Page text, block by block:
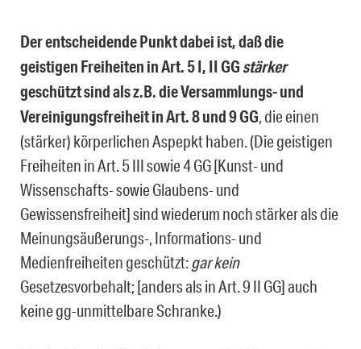
Der entscheidende Punkt dabei ist, daß die
geistigen Freiheiten in Art. 5 I, II GG stärker
geschützt sind als z.B. die Versammlungs- und
Vereinigungsfreiheit in Art. 8 und 9 GG, die einen
(stärker) körperlichen Aspepkt haben. (Die geistigen
Freiheiten in Art. 5 III sowie 4 GG [Kunst- und
Wissenschafts- sowie Glaubens- und
Gewissensfreiheit] sind wiederum noch stärker als die
Meinungsäußerungs-, Informations- und
Medienfreiheiten geschützt: gar kein
Gesetzesvorbehalt; [anders als in Art. 9 II GG] auch
keine gg-unmittelbare Schranke.)